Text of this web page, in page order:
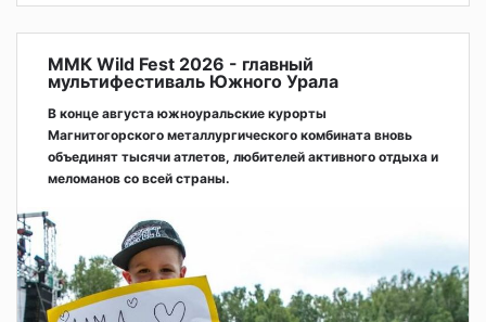
ММК Wild Fest 2026 - главный
мультифестиваль Южного Урала
В конце августа южноуральские курорты
Магнитогорского металлургического комбината вновь
объединят тысячи атлетов, любителей активного отдыха и
меломанов со всей страны.